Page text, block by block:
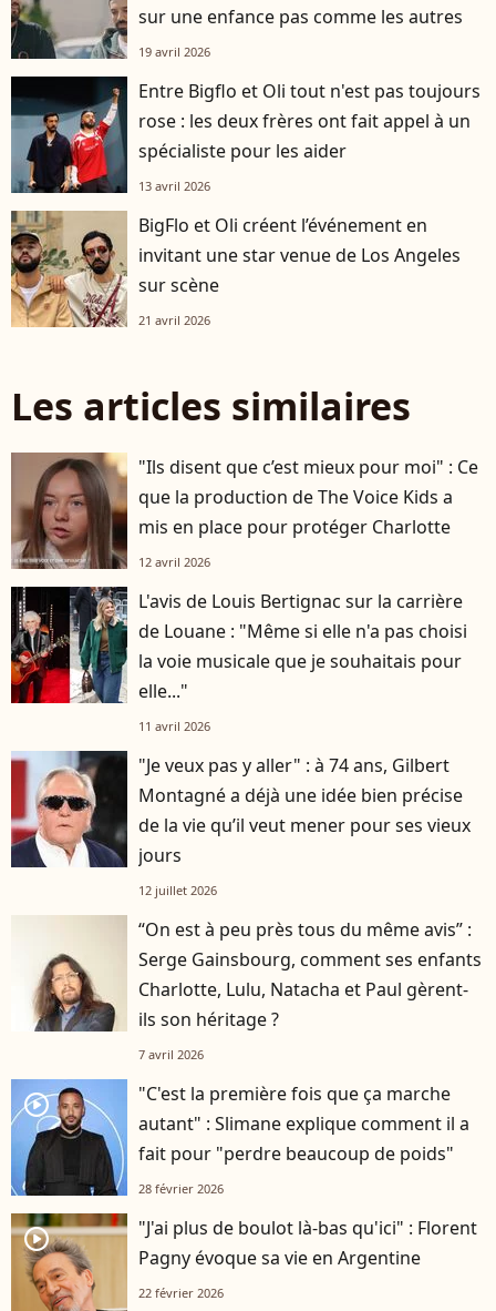
sur une enfance pas comme les autres
19 avril 2026
Entre Bigflo et Oli tout n'est pas toujours
rose : les deux frères ont fait appel à un
spécialiste pour les aider
13 avril 2026
BigFlo et Oli créent l’événement en
invitant une star venue de Los Angeles
sur scène
21 avril 2026
Les articles similaires
"Ils disent que c’est mieux pour moi" : Ce
que la production de The Voice Kids a
mis en place pour protéger Charlotte
12 avril 2026
L'avis de Louis Bertignac sur la carrière
de Louane : "Même si elle n'a pas choisi
la voie musicale que je souhaitais pour
elle..."
11 avril 2026
"Je veux pas y aller" : à 74 ans, Gilbert
Montagné a déjà une idée bien précise
de la vie qu’il veut mener pour ses vieux
jours
12 juillet 2026
“On est à peu près tous du même avis” :
Serge Gainsbourg, comment ses enfants
Charlotte, Lulu, Natacha et Paul gèrent-
ils son héritage ?
7 avril 2026
player2
"C'est la première fois que ça marche
autant" : Slimane explique comment il a
fait pour "perdre beaucoup de poids"
28 février 2026
player2
"J'ai plus de boulot là-bas qu'ici" : Florent
Pagny évoque sa vie en Argentine
22 février 2026